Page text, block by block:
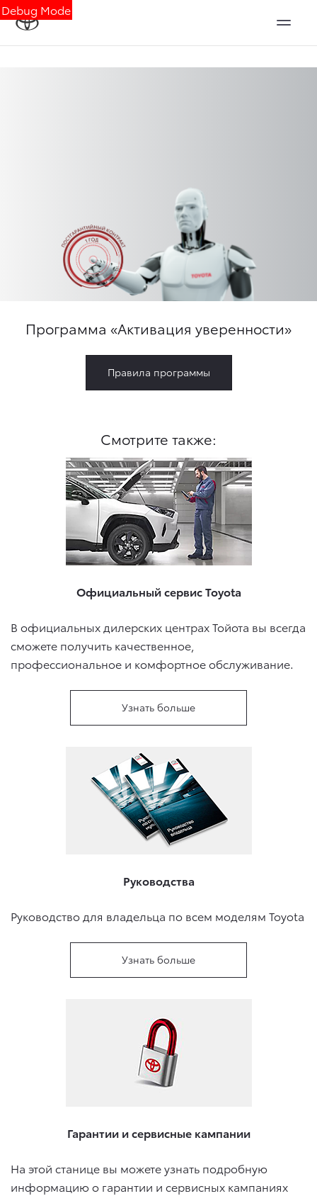
Debug Mode
Программа «Активация уверенности»
Правила программы
Смотрите также:
Официальный сервис Toyota
В официальных дилерских центрах Тойота вы всегда
сможете получить качественное,
профессиональное и комфортное обслуживание.
Узнать больше
Руководства
Руководство для владельца по всем моделям Toyota
Узнать больше
Гарантии и сервисные кампании
На этой станице вы можете узнать подробную
информацию о гарантии и сервисных кампаниях